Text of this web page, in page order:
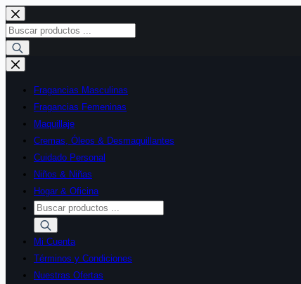
Saltar
al
contenido
Búsqueda
de
productos
Fragancias Masculinas
Fragancias Femeninas
Maquillaje
Cremas, Óleos & Desmaquillantes
Cuidado Personal
Niños & Niñas
Hogar & Oficina
Búsqueda
de
productos
Mi Cuenta
Términos y Condiciones
Nuestras Ofertas